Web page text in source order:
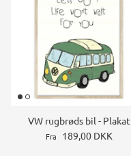
VW rugbrøds bil - Plakat
Fra 189,00 DKK